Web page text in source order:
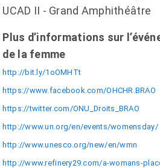
UCAD II - Grand Amphithéâtre
Plus d’informations sur
de la femme
http://bit.ly/1oOMHTt
https://www.facebook.com/OHCHR.BRAO
https://twitter.com/ONU_Droits_BRAO
http://www.un.org/en/events/womensday/
http://www.unesco.org/new/en/wmn
http://www.refinery29.com/a-womans-